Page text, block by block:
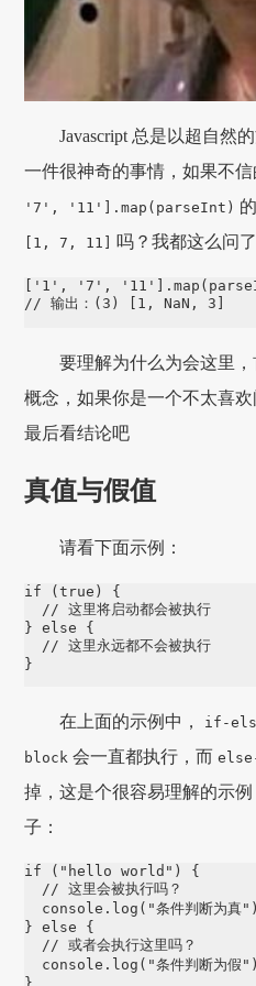
Javascript 总是以超自然
一件很神奇的事情，如果不
'7', '11'].map(parseInt)
[1, 7, 11] 吗？我都这么问
['1', '7',
// 输出：(3) [1, NaN, 3]
要理解为什么为会这里，
概念，如果你是一个不太喜
最后看结论吧
真值与假值
请看下面示例：
if (true) {
  // 这里将启动都会被执行
} else {
  // 这里永远都不会被执行
}
在上面的示例中， if-
block 会一直都执行，而
掉，这是个很容易理解的示
子：
if ("hello world") {
  // 这里会被执行吗？
console.log("条件判断为真
} else {
  // 或者会执行这里吗？
console.log("条件判断为假